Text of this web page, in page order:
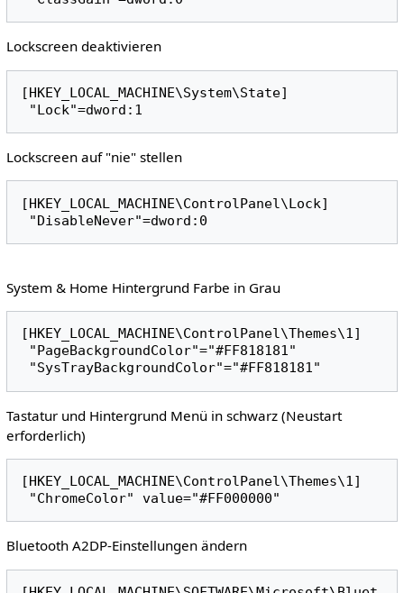
Lockscreen deaktivieren
[HKEY_LOCAL_MACHINE\System\State]
Lockscreen auf "nie" stellen
[HKEY_LOCAL_MACHINE\ControlPanel\Lock]
System & Home Hintergrund Farbe in Grau
[HKEY_LOCAL_MACHINE\ControlPanel\Themes\1]
Tastatur und Hintergrund Menü in schwarz (Neustart
erforderlich)
[HKEY_LOCAL_MACHINE\ControlPanel\Themes\1]
Bluetooth A2DP-Einstellungen ändern